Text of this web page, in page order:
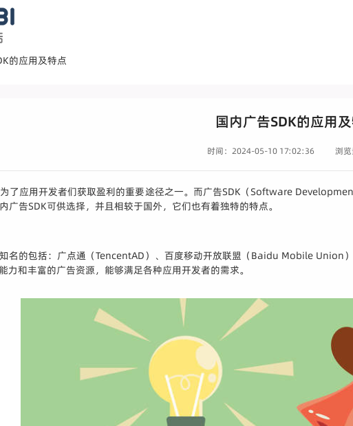
的应用及特点
国内广告SDK的应用
时间：2024-05-10 17:02:36 浏
了应用开发者们获取盈利的重要途径之一。而广告SDK（Software
广告SDK可供选择，并且相较于国外，它们也有着独特的特点。
名的包括：广点通（TencentAD）、百度移动开放联盟（Baidu Mobile Union
力和丰富的广告资源，能够满足各种应用开发者的需求。